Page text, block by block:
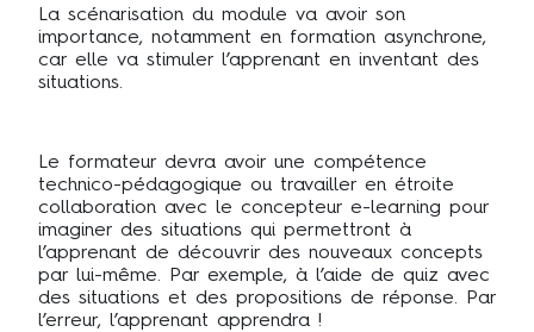
La scénarisation du module va avoir son
importance, notamment en formation asynchrone,
car elle va stimuler l’apprenant en inventant des
situations.
Le formateur devra avoir une compétence
technico-pédagogique ou travailler en étroite
collaboration avec le concepteur e-learning pour
imaginer des situations qui permettront à
l’apprenant de découvrir des nouveaux concepts
par lui-même. Par exemple, à l’aide de quiz avec
des situations et des propositions de réponse. Par
l’erreur, l’apprenant apprendra !